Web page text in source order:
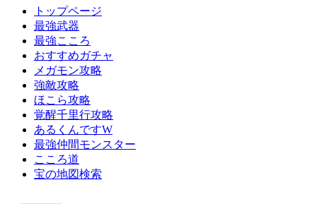
トップページ
最強武器
最強こころ
おすすめガチャ
メガモン攻略
強敵攻略
ほこら攻略
覚醒千里行攻略
あるくんですW
最強仲間モンスター
こころ道
宝の地図検索